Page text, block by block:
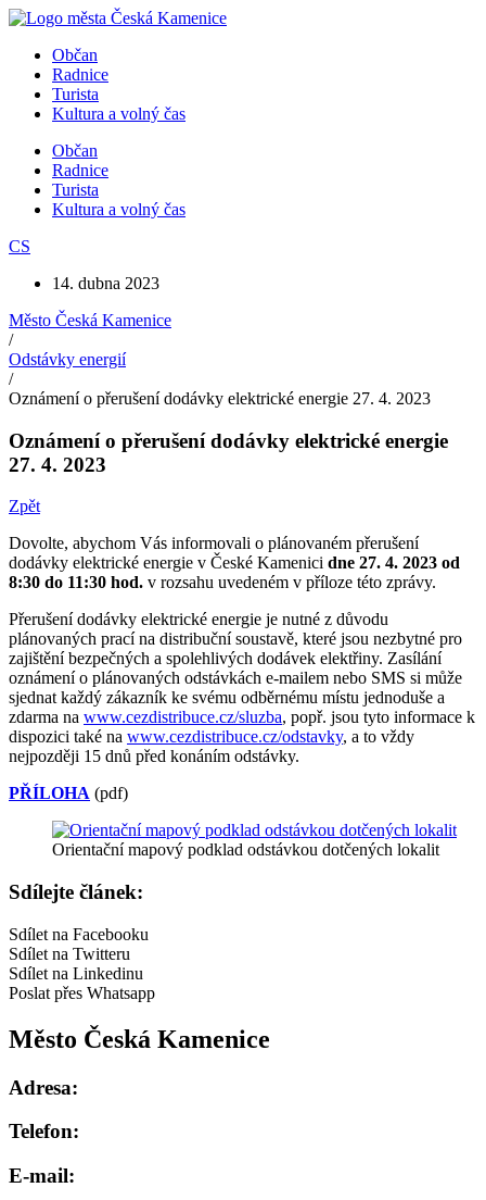
Přejít
obsahuObčan
Radnice
Turista
Kultura a volný čas
Občan
Radnice
Turista
Kultura a volný čas
CS
14. dubna 2023
Město Česká Kamenice
/
Odstávky energií
/
Oznámení o přerušení dodávky elektrické energie 27. 4. 2023
Oznámení o přerušení dodávky elektrické energie
27. 4. 2023
Zpět
Dovolte, abychom Vás informovali o plánovaném přerušení
dodávky elektrické energie v České Kamenici dne 27. 4. 2023 od
8:30 do 11:30 hod. v rozsahu uvedeném v příloze této zprávy.
Přerušení dodávky elektrické energie je nutné z důvodu
plánovaných prací na distribuční soustavě, které jsou nezbytné pro
zajištění bezpečných a spolehlivých dodávek elektřiny. Zasílání
oznámení o plánovaných odstávkách e-mailem nebo SMS si může
sjednat každý zákazník ke svému odběrnému místu jednoduše a
zdarma na www.cezdistribuce.cz/sluzba, popř. jsou tyto informace k
dispozici také na www.cezdistribuce.cz/odstavky, a to vždy
nejpozději 15 dnů před konáním odstávky.
PŘÍLOHA (pdf)
Orientační mapový podklad odstávkou dotčených lokalit
Sdílejte článek:
Sdílet na Facebooku
Sdílet na Twitteru
Sdílet na Linkedinu
Poslat přes Whatsapp
Město Česká Kamenice
Adresa:
Telefon:
E-mail: